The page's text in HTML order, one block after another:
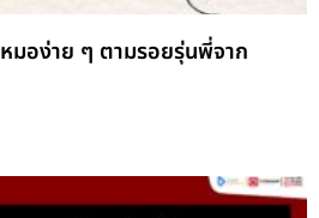
มอง่าย ๆ ตามรอยรุ่นพี่จาก